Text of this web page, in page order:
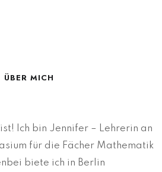
ÜBER MICH
Ich bin Jennifer – Lehrerin an
für die Fächer Mathematik
biete ich in Berlin